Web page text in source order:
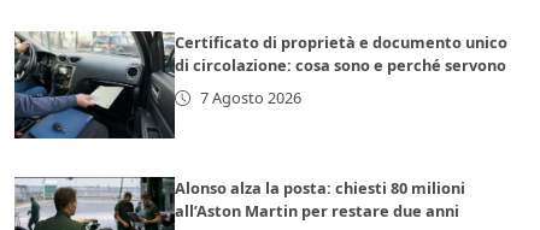
Certificato di proprietà e documento unico
di circolazione: cosa sono e perché servono
7 Agosto 2026
Alonso alza la posta: chiesti 80 milioni
all’Aston Martin per restare due anni